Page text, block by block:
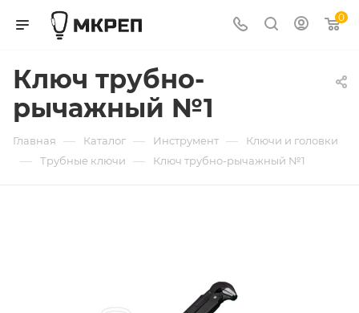
0
Ключ трубно-
рычажный №1
Главная — Каталог — Инструмент — Ключи и головки
— Трубные ключи — Ключ трубно-рычажный №1